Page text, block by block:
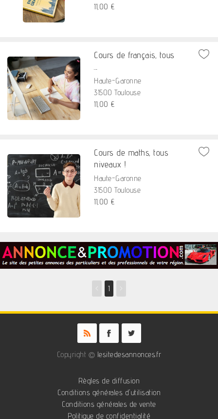
11,00 €
Cours de français, tous
Haute-Garonne
31500 Toulouse
11,00 €
Cours de maths, tous
niveaux !
Haute-Garonne
31500 Toulouse
11,00 €
1 >
Copyright © lesitedesannonces.fr
Règles de diffusion
Conditions générales d'utilisation
Conditions générales de vente
Politique de confidentialité